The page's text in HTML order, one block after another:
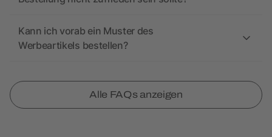
Kann ich vorab ein Muster des
Werbeartikels bestellen?
Alle FAQs anzeigen